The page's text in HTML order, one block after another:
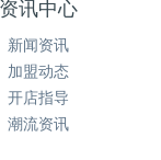
资讯中心
新闻资讯
加盟动态
开店指导
潮流资讯